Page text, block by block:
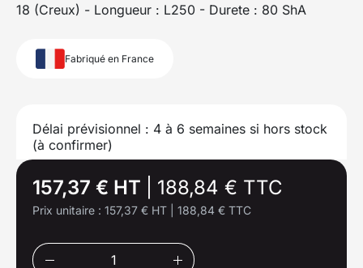
18 (Creux) - Longueur : L250 - Durete : 80 ShA
Fabriqué en France
Délai prévisionnel : 4 à 6 semaines si hors stock
(à confirmer)
157,37 € HT 188,84 € TTC
Prix unitaire : 157,37 € HT 188,84 € TTC